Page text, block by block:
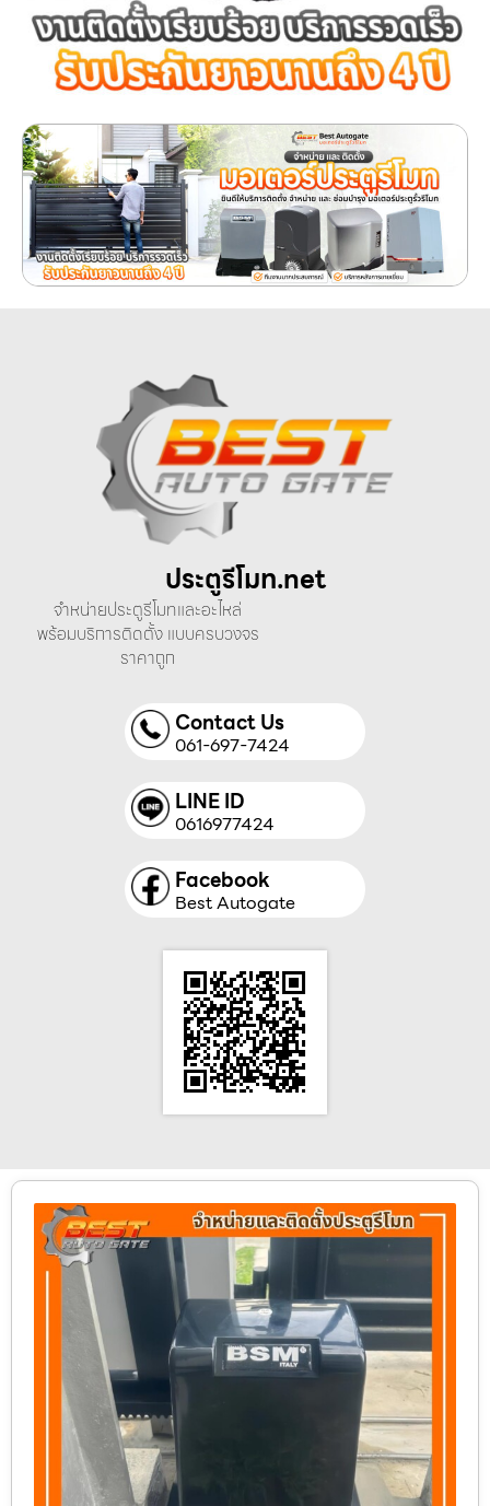
ประตูรีโมท.net
จำหน่ายประตูรีโมทและอะไหล่
พร้อมบริการติดตั้ง แบบครบวงจร
ราคาถูก
Contact Us
061-697-7424
LINE ID
0616977424
Facebook
Best Autogate